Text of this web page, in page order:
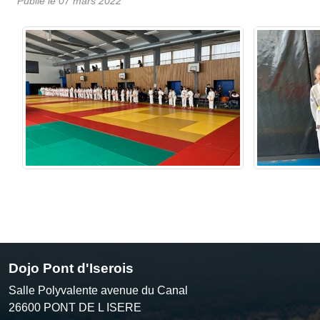
Dojo Pont d'Iserois
Salle Polyvalente avenue du Canal
26600 PONT DE L ISERE